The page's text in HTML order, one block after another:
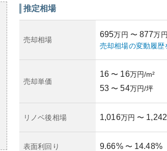
推定相場
売却相場
695万円 〜 877万
売却相場の変動履歴
売却単価
16 〜 16万円/m²
53 〜 54万円/坪
リノベ後相場 1,016万円 〜 1,242
表面利回り 9.66% 〜 14.48%